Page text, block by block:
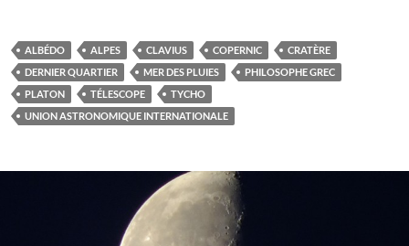
ALBÉDO ALPES CLAVIUS COPERNIC
CRATÈRE
DERNIER QUARTIER
MER DES PLUIES
PHILOSOPHE GREC
PLATON
TÉLESCOPE
TYCHO
UNION ASTRONOMIQUE INTERNATIONALE